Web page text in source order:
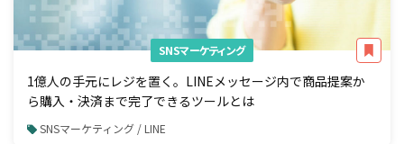
SNSマーケティング
1億人の手元にレジを置く。LINEメッセージ内で商品提案か
ら購入・決済まで完了できるツールとは
SNSマーケティング / LINE